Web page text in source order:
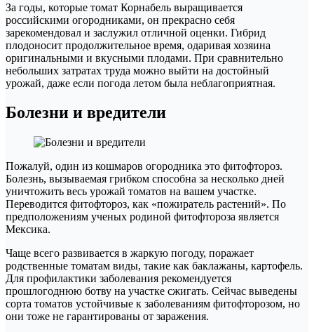
За годы, которые томат Корнабель выращивается
российскими огородниками, он прекрасно себя
зарекомендовал и заслужил отличной оценки. Гибрид
плодоносит продолжительное время, одаривая хозяина
оригинальными и вкусными плодами. При сравнительно
небольших затратах труда можно выйти на достойный
урожай, даже если погода летом была неблагоприятная.
Болезни и вредители
Пожалуй, один из кошмаров огородника это фитофтороз.
Болезнь, вызываемая грибком способна за несколько дней
уничтожить весь урожай томатов на вашем участке.
Переводится фитофтороз, как «пожиратель растений». По
предположениям ученых родиной фитофтороза является
Мексика.
Чаще всего развивается в жаркую погоду, поражает
родственные томатам виды, такие как баклажаны, картофель.
Для профилактики заболевания рекомендуется
прошлогоднюю ботву на участке сжигать. Сейчас выведены
сорта томатов устойчивые к заболеваниям фитофторозом, но
они тоже не гарантированы от заражения.